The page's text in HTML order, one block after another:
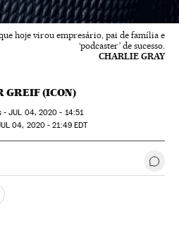
hoje virou empresário, pai de família e
‘podcaster’ de sucesso.
CHARLIE GRAY
GREIF (ICON)
-JUL 04, 2020 - 14:51
04, 2020 - 21:49EDT
Sociales